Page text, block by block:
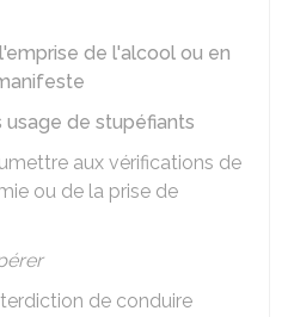
de l'alcool ou en
usage de stupéfiants
aux vérifications de
ou de la prise de
de conduire